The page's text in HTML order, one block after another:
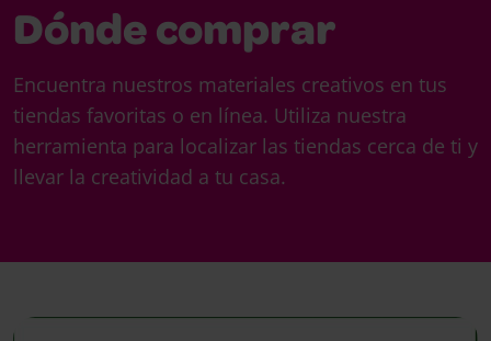
Dónde comprar
Encuentra nuestros materiales creativos en tus
tiendas favoritas o en línea. Utiliza nuestra
herramienta para localizar las tiendas cerca de ti y
llevar la creatividad a tu casa.